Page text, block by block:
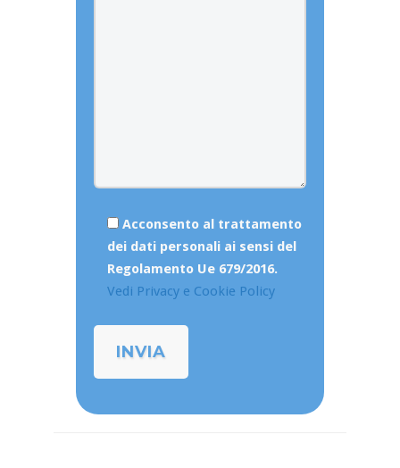
Acconsento al trattamento
dei dati personali ai sensi del
Regolamento Ue 679/2016.
Vedi Privacy e Cookie Policy